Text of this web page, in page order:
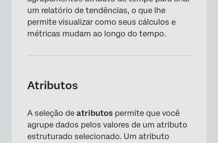
um relatório de tendências, o que lhe
permite visualizar como seus cálculos e
métricas mudam ao longo do tempo.
Atributos
A seleção de atributos permite que você
agrupe dados pelos valores de um atributo
estruturado selecionado. Um atributo